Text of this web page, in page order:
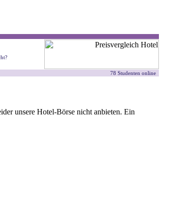
78 Studenten online
unsere Hotel-Börse nicht anbieten. Ein